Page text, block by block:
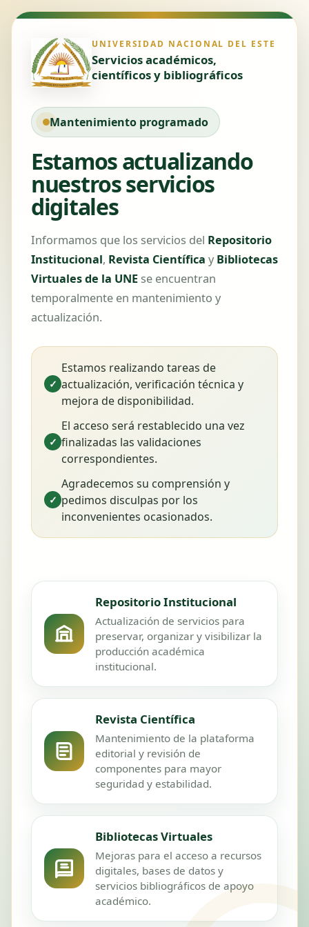
UNIVERSIDAD NACIONAL DEL ESTE
Servicios académicos,
científicos y bibliográficos
Mantenimiento programado
Estamos actualizando
nuestros servicios
digitales
Informamos que los servicios del Repositorio
Institucional, Revista Científica y Bibliotecas
Virtuales de la UNE se encuentran
temporalmente en mantenimiento y
actualización.
✓
Estamos realizando tareas de
actualización, verificación técnica y
mejora de disponibilidad.
✓
El acceso será restablecido una vez
finalizadas las validaciones
correspondientes.
✓
Agradecemos su comprensión y
pedimos disculpas por los
inconvenientes ocasionados.
Repositorio Institucional
Actualización de servicios para
preservar, organizar y visibilizar la
producción académica
institucional.
Revista Científica
Mantenimiento de la plataforma
editorial y revisión de
componentes para mayor
seguridad y estabilidad.
Bibliotecas Virtuales
Mejoras para el acceso a recursos
digitales, bases de datos y
servicios bibliográficos de apoyo
académico.